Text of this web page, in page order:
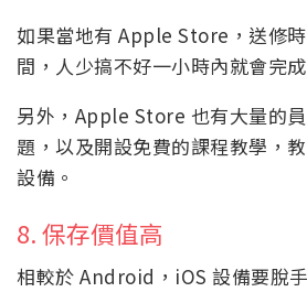
如果當地有 Apple Store，送修
間，人少搞不好一小時內就會完成
另外，Apple Store 也有大量的
題，以及開設免費的課程教學，
設備。
8. 保存價值高
相較於 Android，iOS 設備要脫